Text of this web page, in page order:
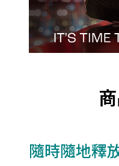
隨時隨地釋